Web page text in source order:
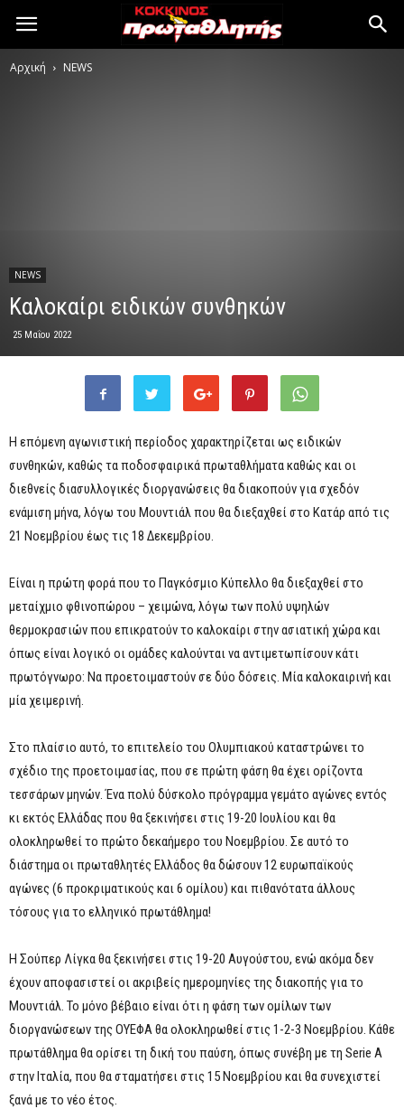
Αρχική NEWS
NEWS
Καλοκαίρι ειδικών συνθηκών
25 Μαΐου 2022
Η επόμενη αγωνιστική περίοδος χαρακτηρίζεται ως ειδικών
συνθηκών, καθώς τα ποδοσφαιρικά πρωταθλήματα καθώς και οι
διεθνείς διασυλλογικές διοργανώσεις θα διακοπούν για σχεδόν
ενάμιση μήνα, λόγω του Μουντιάλ που θα διεξαχθεί στο Κατάρ από τις
21 Νοεμβρίου έως τις 18 Δεκεμβρίου.
Είναι η πρώτη φορά που το Παγκόσμιο Κύπελλο θα διεξαχθεί στο
μεταίχμιο φθινοπώρου – χειμώνα, λόγω των πολύ υψηλών
θερμοκρασιών που επικρατούν το καλοκαίρι στην ασιατική χώρα και
όπως είναι λογικό οι ομάδες καλούνται να αντιμετωπίσουν κάτι
πρωτόγνωρο: Να προετοιμαστούν σε δύο δόσεις. Μία καλοκαιρινή και
μία χειμερινή.
Στο πλαίσιο αυτό, το επιτελείο του Ολυμπιακού καταστρώνει το
σχέδιο της προετοιμασίας, που σε πρώτη φάση θα έχει ορίζοντα
τεσσάρων μηνών. Ένα πολύ δύσκολο πρόγραμμα γεμάτο αγώνες εντός
κι εκτός Ελλάδας που θα ξεκινήσει στις 19-20 Ιουλίου και θα
ολοκληρωθεί το πρώτο δεκαήμερο του Νοεμβρίου. Σε αυτό το
διάστημα οι πρωταθλητές Ελλάδος θα δώσουν 12 ευρωπαϊκούς
αγώνες (6 προκριματικούς και 6 ομίλου) και πιθανότατα άλλους
τόσους για το ελληνικό πρωτάθλημα!
Η Σούπερ Λίγκα θα ξεκινήσει στις 19-20 Αυγούστου, ενώ ακόμα δεν
έχουν αποφασιστεί οι ακριβείς ημερομηνίες της διακοπής για το
Μουντιάλ. Το μόνο βέβαιο είναι ότι η φάση των ομίλων των
διοργανώσεων της ΟΥΕΦΑ θα ολοκληρωθεί στις 1-2-3 Νοεμβρίου. Κάθε
πρωτάθλημα θα ορίσει τη δική του παύση, όπως συνέβη με τη Serie A
στην Ιταλία, που θα σταματήσει στις 15 Νοεμβρίου και θα συνεχιστεί
ξανά με το νέο έτος.